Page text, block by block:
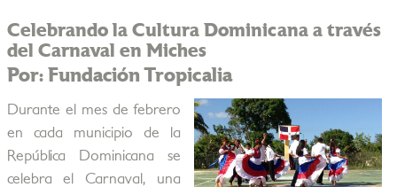
Celebrando la Cultura Dominicana a través
del Carnaval en Miches
Por: Fundación Tropicalia
Durante el mes de febrero
en cada municipio de la
República Dominicana se
celebra el Carnaval, una